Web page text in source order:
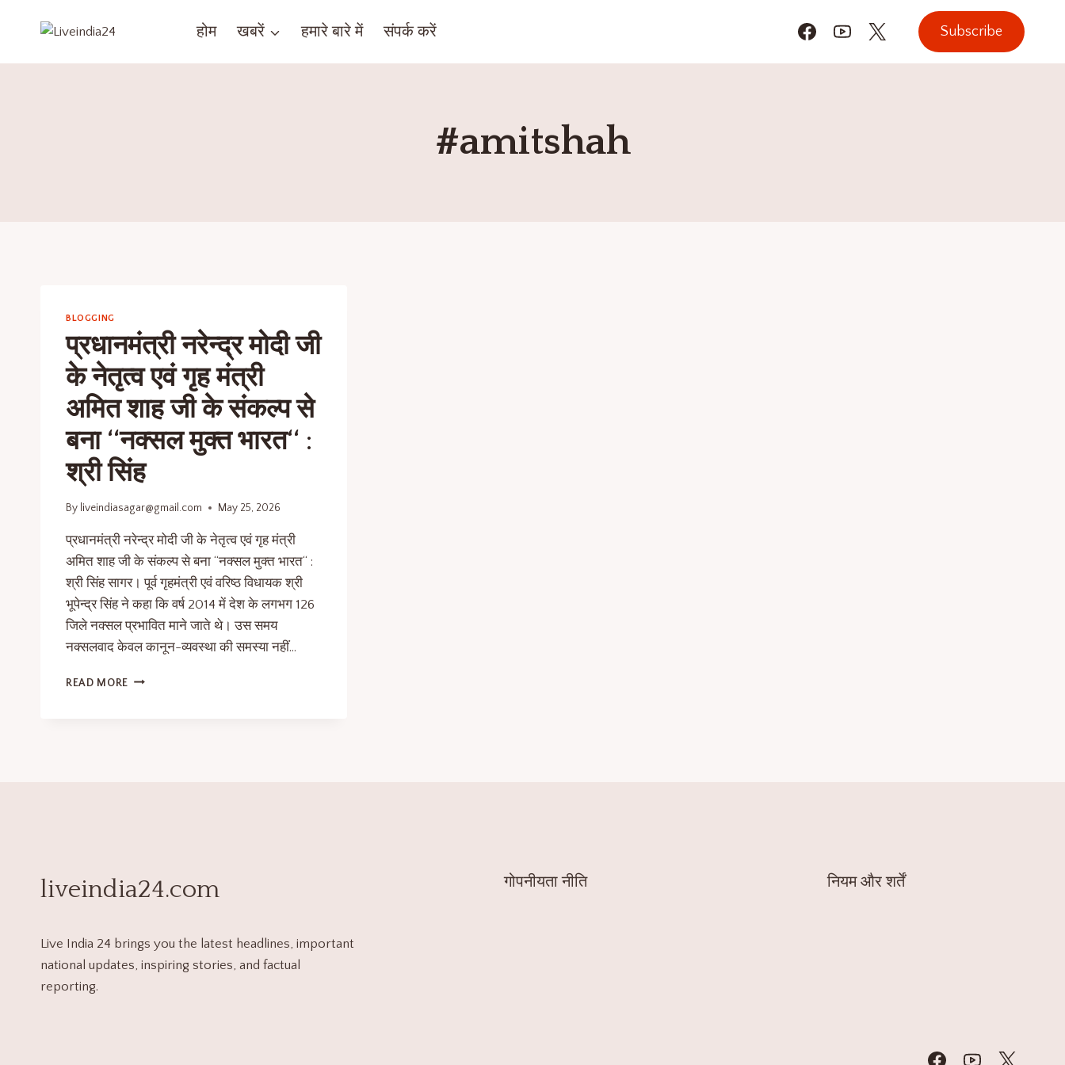
होम खबरें हमारे बारे में संपर्क करें Subscribe
#amitshah
BLOGGING
प्रधानमंत्री नरेन्द्र मोदी जी
के नेतृत्व एवं गृह मंत्री
अमित शाह जी के संकल्प से
बना ‘‘नक्सल मुक्त भारत‘‘ :
श्री सिंह
By liveindiasagar@gmail.com May 25, 2026
प्रधानमंत्री नरेन्द्र मोदी जी के नेतृत्व एवं गृह मंत्री
अमित शाह जी के संकल्प से बना ‘‘नक्सल मुक्त भारत‘‘ :
श्री सिंह सागर। पूर्व गृहमंत्री एवं वरिष्ठ विधायक श्री
भूपेन्द्र सिंह ने कहा कि वर्ष 2014 में देश के लगभग 126
जिले नक्सल प्रभावित माने जाते थे। उस समय
नक्सलवाद केवल कानून-व्यवस्था की समस्या नहीं…
READ MORE
liveindia24.com
Live India 24 brings you the latest headlines, important
national updates, inspiring stories, and factual
reporting.
गोपनीयता नीति नियम और शर्तें